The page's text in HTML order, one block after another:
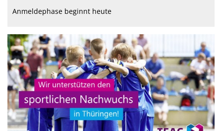
Anmeldephase beginnt heute